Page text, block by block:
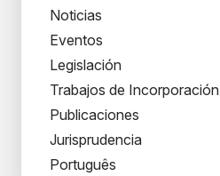
Noticias
Eventos
Legislación
Trabajos de Incorporación
Publicaciones
Jurisprudencia
Português